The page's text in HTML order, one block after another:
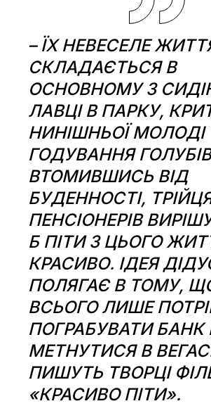
– ЇХ НЕВЕСЕЛЕ
СКЛАДАЄТЬСЯ В
ОСНОВНОМУ З
ЛАВЦІ В ПАРКУ,
НИНІШНЬОЇ МОЛОДІ
ГОДУВАННЯ
ВТОМИВШИСЬ ВІД
БУДЕННОСТІ,
ПЕНСІОНЕРІВ
Б ПІТИ З ЦЬОГО
КРАСИВО. ІДЕЯ
ПОЛЯГАЄ В ТОМУ,
ВСЬОГО ЛИШЕ
ПОГРАБУВАТИ БАНК
МЕТНУТИСЯ В
ПИШУТЬ ТВОРЦІ
«КРАСИВО ПІТИ».